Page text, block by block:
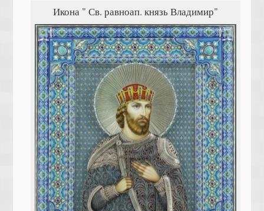
Икона " Св. равноап. князь Владимир"